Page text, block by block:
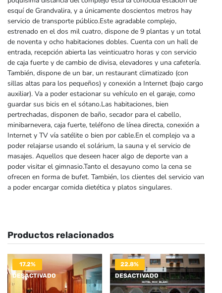
esquí de Grandvalira, y a únicamente doscientos metros hay
servicio de transporte público.Este agradable complejo,
estrenado en el dos mil cuatro, dispone de 9 plantas y un total
de noventa y ocho habitaciones dobles. Cuenta con un hall de
entrada, recepción abierta las veinticuatro horas y con servicio
de caja fuerte y de cambio de divisa, elevadores y una cafetería.
También, dispone de un bar, un restaurant climatizado (con
sillas altas para los pequeños) y conexión a Internet (bajo cargo
auxiliar). Va a poder estacionar su vehículo en el garaje, como
guardar sus bicis en el sótano.Las habitaciones, bien
pertrechadas, disponen de baño, secador para el cabello,
minibarnevera, caja fuerte, teléfono de línea directa, conexión a
Internet y TV vía satélite o bien por cable.En el complejo va a
poder relajarse usando el solárium, la sauna y el servicio de
masajes. Aquellos que deseen hacer algo de deporte van a
poder visitar el gimnasio.Tanto el desayuno como la cena se
ofrecen en forma de bufet. También, los clientes del servicio van
a poder encargar comida dietética y platos singulares.
Productos relacionados
17.2%
DESACTIVADO
22.8%
DESACTIVADO